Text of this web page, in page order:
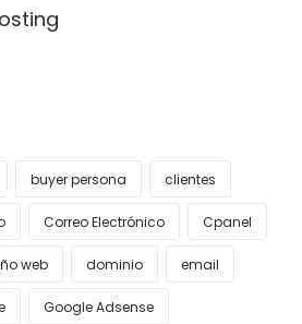
buyer persona clientes
Correo Electrónico Cpanel
web dominio email
Google Adsense